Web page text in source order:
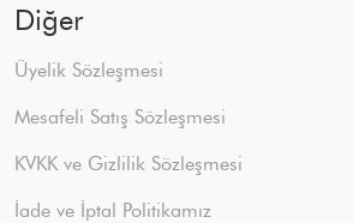
Diğer
Üyelik Sözleşmesi
Mesafeli Satış Sözleşmesi
KVKK ve Gizlilik Sözleşmesi
İade ve İptal Politikamız